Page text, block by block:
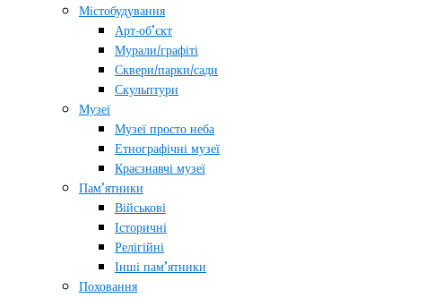
Містобудування
Арт-об’єкт
Мурали/графіті
Сквери/парки/сади
Скульптури
Музеї
Музеї просто неба
Етнографічні музеї
Краєзнавчі музеї
Пам’ятники
Військові
Історичні
Релігійні
Інші пам’ятники
Поховання